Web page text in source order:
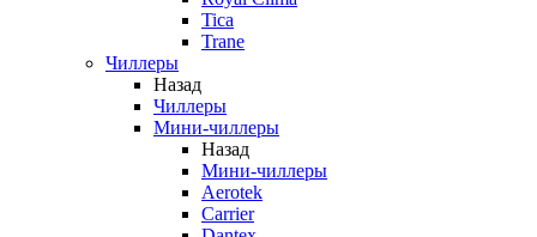
Tica
Trane
Чиллеры
Назад
Чиллеры
Мини-чиллеры
Назад
Мини-чиллеры
Aerotek
Carrier